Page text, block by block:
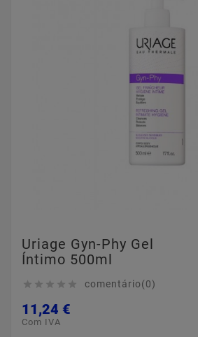
Uriage Gyn-Phy Gel
Íntimo 500ml
     comentário(0)
11,24 €
Com IVA